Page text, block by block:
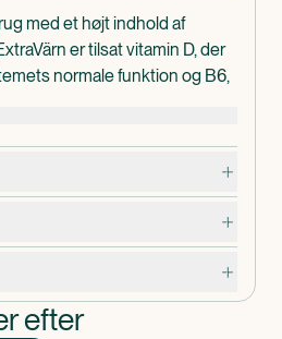
med et højt indhold af
er tilsat vitamin D, der
normale funktion og B6,
efter